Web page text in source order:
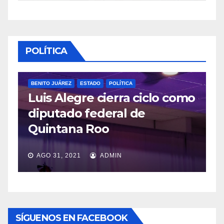
POLÍTICA
POLÍTICA
ciclo como
de
POLÍTICA
López Obrador
veda por
SÍGUENOS EN FACEBOOK